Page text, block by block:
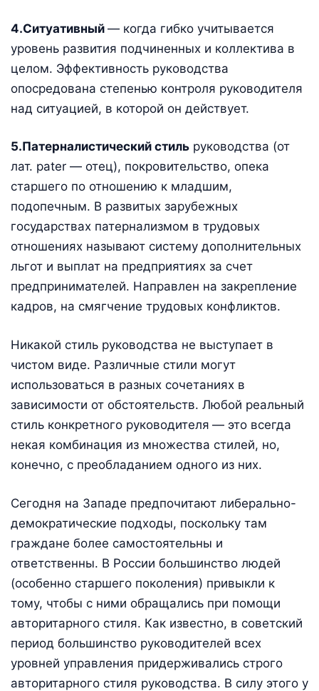
4.Ситуативный — когда гибко учитывается
уровень развития подчиненных и коллектива в
целом. Эффективность руководства
опосредована степенью контроля руководителя
над ситуацией, в которой он действует.
5.Патерналистический стиль руководства (от
лат. pater — отец), покровительство, опека
старшего по отношению к младшим,
подопечным. В развитых зарубежных
государствах патернализмом в трудовых
отношениях называют систему дополнительных
льгот и выплат на предприятиях за счет
предпринимателей. Направлен на закрепление
кадров, на смягчение трудовых конфликтов.
Никакой стиль руководства не выступает в
чистом виде. Различные стили могут
использоваться в разных сочетаниях в
зависимости от обстоятельств. Любой реальный
стиль конкретного руководителя — это всегда
некая комбинация из множества стилей, но,
конечно, с преобладанием одного из них.
Сегодня на Западе предпочитают либерально-
демократические подходы, поскольку там
граждане более самостоятельны и
ответственны. В России большинство людей
(особенно старшего поколения) привыкли к
тому, чтобы с ними обращались при помощи
авторитарного стиля. Как известно, в советский
период большинство руководителей всех
уровней управления придерживались строго
авторитарного стиля руководства. В силу этого у